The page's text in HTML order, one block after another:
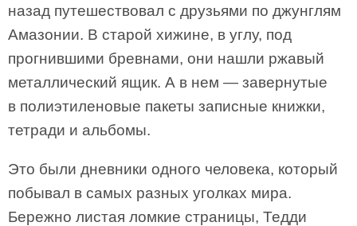
назад путешествовал с друзьями по джунглям
Амазонии. В старой хижине, в углу, под
прогнившими бревнами, они нашли ржавый
металлический ящик. А в нем — завернутые
в полиэтиленовые пакеты записные книжки,
тетради и альбомы.
Это были дневники одного человека, который
побывал в самых разных уголках мира.
Бережно листая ломкие страницы, Тедди